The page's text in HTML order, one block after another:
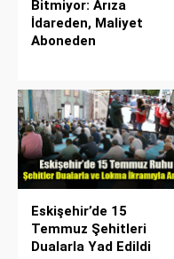
Bitmiyor: Arıza
İdareden, Maliyet
Aboneden
Eskişehir’de 15
Temmuz Şehitleri
Dualarla Yad Edildi